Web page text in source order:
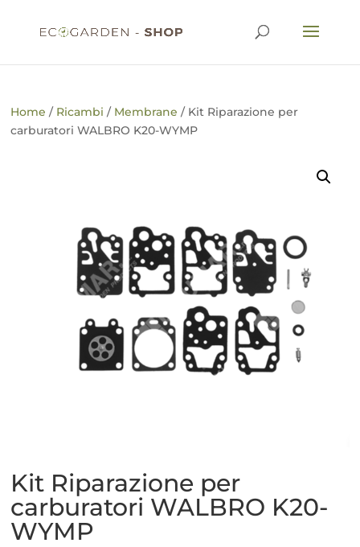
Home / Ricambi / Membrane / Kit Riparazione per
carburatori WALBRO K20-WYMP
Kit Riparazione per
carburatori WALBRO K20-
WYMP